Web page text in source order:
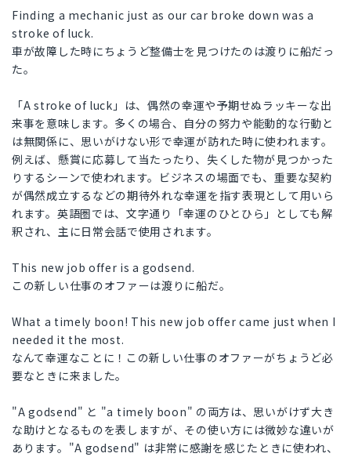
Finding a mechanic just as our car broke down was a
stroke of luck.
車が故障した時にちょうど整備士を見つけたのは渡りに船だっ
た。
「A stroke of luck」は、偶然の幸運や予期せぬラッキーな出
来事を意味します。多くの場合、自分の努力や能動的な行動と
は無関係に、思いがけない形で幸運が訪れた時に使われます。
例えば、懸賞に応募して当たったり、失くした物が見つかった
りするシーンで使われます。ビジネスの場面でも、重要な契約
が偶然成立するなどの期待外れな幸運を指す表現として用いら
れます。英語圏では、文字通り「幸運のひとひら」としても解
釈され、主に日常会話で使用されます。
This new job offer is a godsend.
この新しい仕事のオファーは渡りに船だ。
What a timely boon! This new job offer came just when I
needed it the most.
なんて幸運なことに！この新しい仕事のオファーがちょうど必
要なときに来ました。
"A godsend" と "a timely boon" の両方は、思いがけず大き
な助けとなるものを表しますが、その使い方には微妙な違いが
あります。"A godsend" は非常に感謝を感じたときに使われ、